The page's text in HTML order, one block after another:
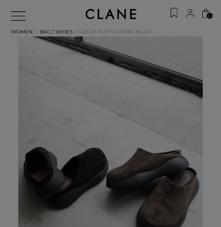
0
WOMEN > BAG / SHOES > SUEDE PUFF SLIPONS BLACK